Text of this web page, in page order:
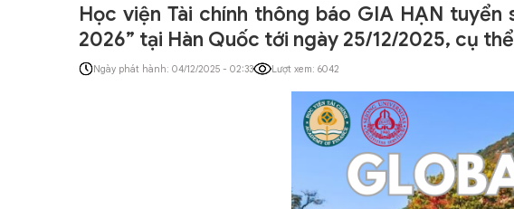
Học viện Tài chính thông báo GIA HẠN
2026” tại Hàn Quốc tới ngày 25/12/2025, cụ
Ngày phát hành: 04/12/2025 - 02:33 Lượt xem: 6042